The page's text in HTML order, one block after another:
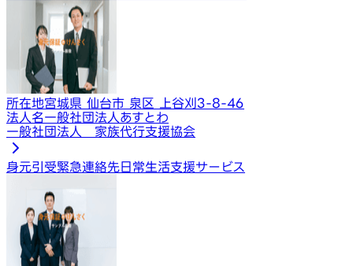
所在地宮城県 仙台市 泉区 上谷刈3-8-46
法人名一般社団法人あすとわ
一般社団法人 家族代行支援協会
身元引受緊急連絡先日常生活支援サービス